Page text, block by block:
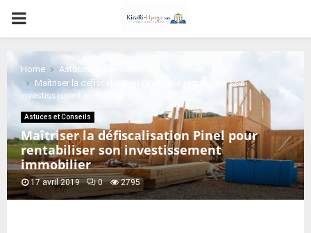
PRIMARY
MENU
Home
Astuces et Conseils
Maîtriser la défiscalisation Pinel pour rentabiliser son
investissement immobilier
Astuces et Conseils
Maîtriser la défiscalisation Pinel pour
rentabiliser son investissement
immobilier
17 avril 2019 0 2795